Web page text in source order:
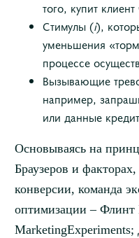
того, купит
Стимулы (i),
уменьшения
процессе
Вызывающие
например,
или данные
Основываясь на
Браузеров и
конверсии, команда
оптимизации –
MarketingExperiments;